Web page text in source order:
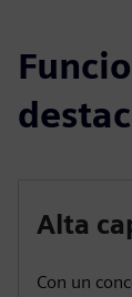
Alta
Con un